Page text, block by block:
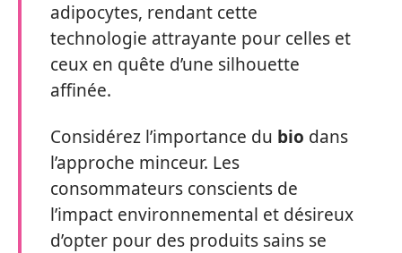
adipocytes, rendant cette
technologie attrayante pour celles et
ceux en quête d’une silhouette
affinée.
Considérez l’importance du bio dans
l’approche minceur. Les
consommateurs conscients de
l’impact environnemental et désireux
d’opter pour des produits sains se